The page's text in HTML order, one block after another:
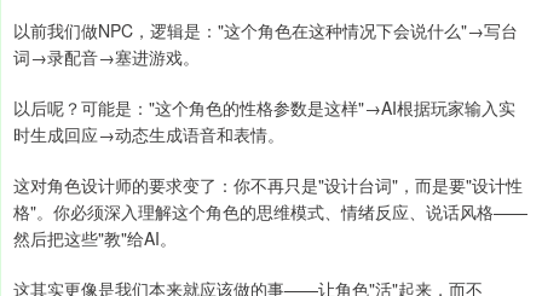
以前我们做NPC，逻辑是："这个角色在这种情况下会说什么"→写台
词→录配音→塞进游戏。
以后呢？可能是："这个角色的性格参数是这样"→AI根据玩家输入实
时生成回应→动态生成语音和表情。
这对角色设计师的要求变了：你不再只是"设计台词"，而是要"设计性
格"。你必须深入理解这个角色的思维模式、情绪反应、说话风格——
然后把这些"教"给AI。
这其实更像是我们本来就应该做的事——让角色"活"起来，而不